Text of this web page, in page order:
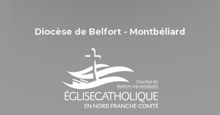
Diocèse de Belfort - Montbéliard